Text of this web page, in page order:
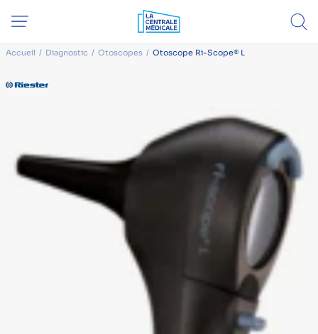
Accueil Diagnostic Otoscopes Otoscope Ri-Scope® L